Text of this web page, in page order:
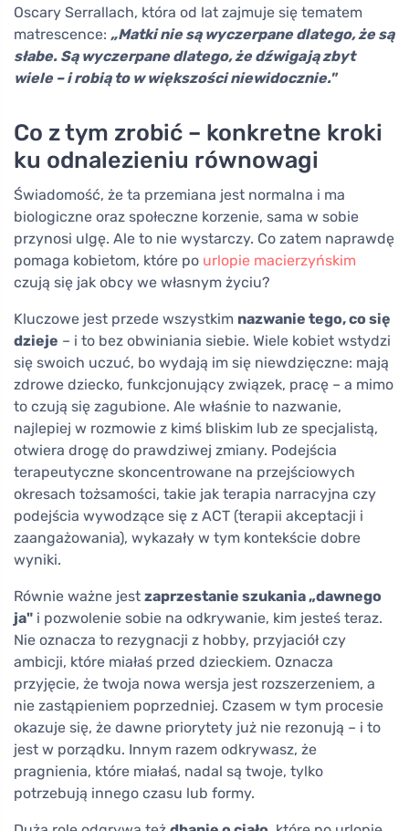
Oscary Serrallach, która od lat zajmuje się tematem
matrescence: „Matki nie są wyczerpane dlatego, że są
słabe. Są wyczerpane dlatego, że dźwigają zbyt
wiele – i robią to w większości niewidocznie."
Co z tym zrobić – konkretne kroki
ku odnalezieniu równowagi
Świadomość, że ta przemiana jest normalna i ma
biologiczne oraz społeczne korzenie, sama w sobie
przynosi ulgę. Ale to nie wystarczy. Co zatem naprawdę
pomaga kobietom, które po urlopie macierzyńskim
czują się jak obcy we własnym życiu?
Kluczowe jest przede wszystkim nazwanie tego, co się
dzieje – i to bez obwiniania siebie. Wiele kobiet wstydzi
się swoich uczuć, bo wydają im się niewdzięczne: mają
zdrowe dziecko, funkcjonujący związek, pracę – a mimo
to czują się zagubione. Ale właśnie to nazwanie,
najlepiej w rozmowie z kimś bliskim lub ze specjalistą,
otwiera drogę do prawdziwej zmiany. Podejścia
terapeutyczne skoncentrowane na przejściowych
okresach tożsamości, takie jak terapia narracyjna czy
podejścia wywodzące się z ACT (terapii akceptacji i
zaangażowania), wykazały w tym kontekście dobre
wyniki.
Równie ważne jest zaprzestanie szukania „dawnego
ja" i pozwolenie sobie na odkrywanie, kim jesteś teraz.
Nie oznacza to rezygnacji z hobby, przyjaciół czy
ambicji, które miałaś przed dzieckiem. Oznacza
przyjęcie, że twoja nowa wersja jest rozszerzeniem, a
nie zastąpieniem poprzedniej. Czasem w tym procesie
okazuje się, że dawne priorytety już nie rezonują – i to
jest w porządku. Innym razem odkrywasz, że
pragnienia, które miałaś, nadal są twoje, tylko
potrzebują innego czasu lub formy.